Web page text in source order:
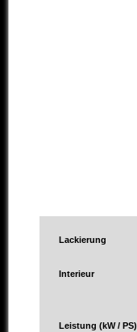
Lackierung
Interieur
Leistung (kW / PS)